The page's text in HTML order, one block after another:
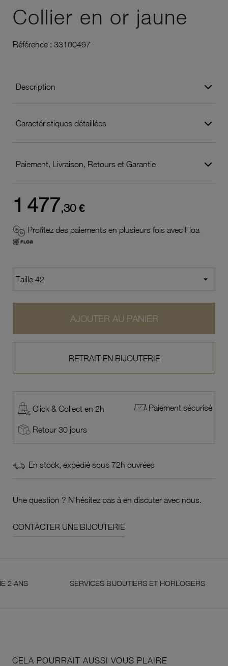
Collier en or jaune
Référence : 33100497
Description
Caractéristiques détaillées
Paiement, Livraison, Retours et Garantie
1 477,30 €
Profitez des paiements en plusieurs fois avec Floa
AJOUTER AU PANIER
RETRAIT EN BIJOUTERIE
Click & Collect en 2h Paiement sécurisé
Retour 30 jours
En stock, expédié sous 72h ouvrées
Une question ? N'hésitez pas à en discuter avec nous.
CONTACTER UNE BIJOUTERIE
SERVICES BIJOUTIERS ET HORLOGERS
CELA POURRAIT AUSSI VOUS PLAIRE